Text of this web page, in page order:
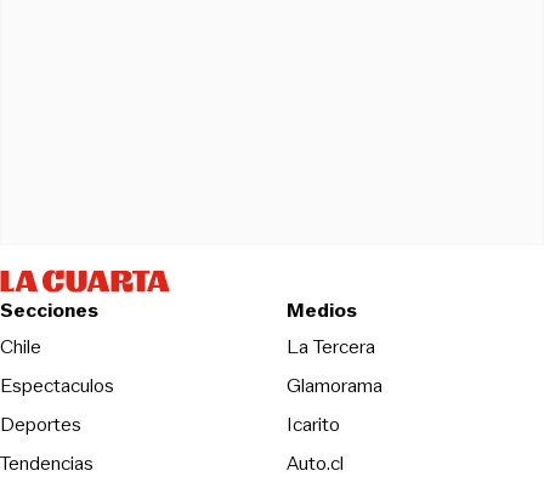
Secciones
Chile
Espectaculos
Deportes
Tendencias
Medios
La TerceraOpens in new
Glamorama
Icarito
Auto.cl